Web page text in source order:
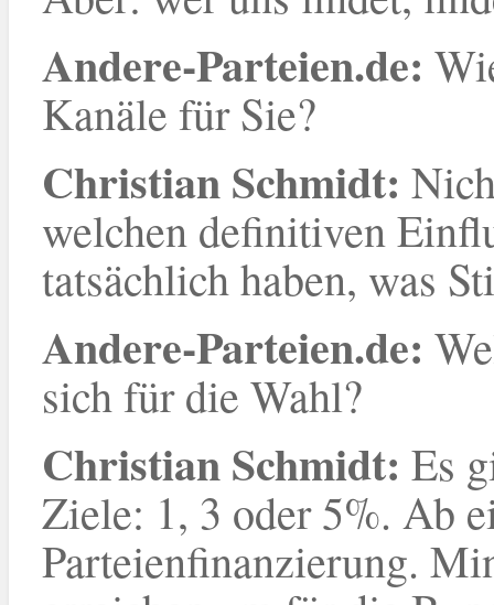
Andere-Parteien.de:
Kanäle für Sie?
Christian Schmidt:
welchen definitiven
tatsächlich haben, was
Andere-Parteien.de:
sich für die Wahl?
Christian Schmidt: Es
Ziele: 1, 3 oder 5%. Ab
Parteienfinanzierung.